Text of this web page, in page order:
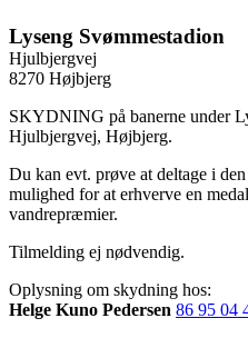
Lyseng Svømmestadion
Hjulbjergvej
8270 Højbjerg
SKYDNING på banerne under
Hjulbjergvej, Højbjerg.
Du kan evt. prøve at deltage i
mulighed for at erhverve en
vandrepræmier.
Tilmelding ej nødvendig.
Oplysning om skydning hos:
Helge Kuno Pedersen 86 95 04